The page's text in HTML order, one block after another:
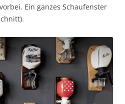
vorbei. Ein ganzes Schaufenster